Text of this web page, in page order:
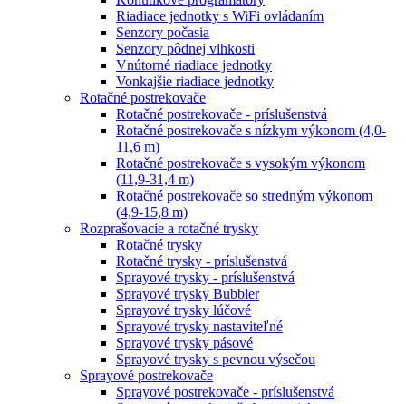
Riadiace jednotky s WiFi ovládaním
Senzory počasia
Senzory pôdnej vlhkosti
Vnútorné riadiace jednotky
Vonkajšie riadiace jednotky
Rotačné postrekovače
Rotačné postrekovače - príslušenstvá
Rotačné postrekovače s nízkym výkonom (4,0-
11,6 m)
Rotačné postrekovače s vysokým výkonom
(11,9-31,4 m)
Rotačné postrekovače so stredným výkonom
(4,9-15,8 m)
Rozprašovacie a rotačné trysky
Rotačné trysky
Rotačné trysky - príslušenstvá
Sprayové trysky - príslušenstvá
Sprayové trysky Bubbler
Sprayové trysky lúčové
Sprayové trysky nastaviteľné
Sprayové trysky pásové
Sprayové trysky s pevnou výsečou
Sprayové postrekovače
Sprayové postrekovače - príslušenstvá